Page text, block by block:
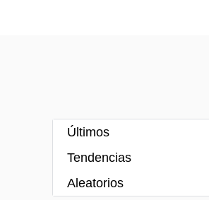
Últimos
Tendencias
Aleatorios